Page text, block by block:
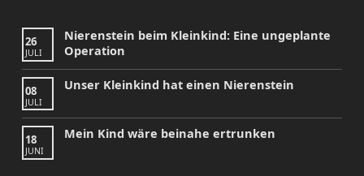
26
JULI
Nierenstein beim Kleinkind: Eine ungeplante
Operation
08
JULI
Unser Kleinkind hat einen Nierenstein
18
JUNI
Mein Kind wäre beinahe ertrunken